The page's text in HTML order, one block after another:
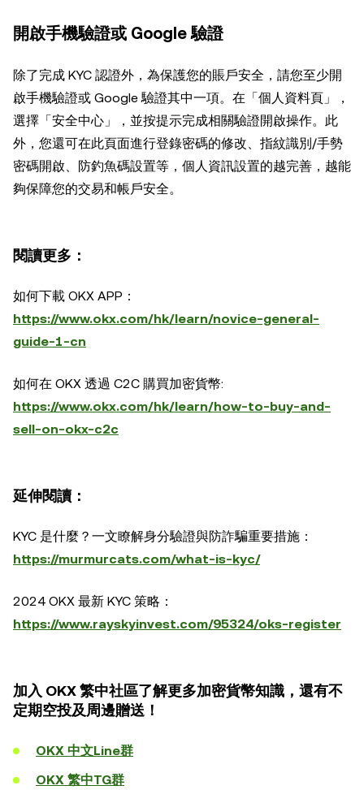
開啟手機驗證或 Google 驗證
除了完成 KYC 認證外，為保護您的賬戶安全，請您至少開
啟手機驗證或 Google 驗證其中一項。在「個人資料頁」，
選擇「安全中心」，並按提示完成相關驗證開啟操作。此
外，您還可在此頁面進行登錄密碼的修改、指紋識別/手勢
密碼開啟、防釣魚碼設置等，個人資訊設置的越完善，越能
夠保障您的交易和帳戶安全。
閱讀更多：
如何下載 OKX APP：
https://www.okx.com/hk/learn/novice-general-
guide-1-cn
如何在 OKX 透過 C2C 購買加密貨幣:
https://www.okx.com/hk/learn/how-to-buy-and-
sell-on-okx-c2c
延伸閱讀：
KYC 是什麼？一文瞭解身分驗證與防詐騙重要措施：
https://murmurcats.com/what-is-kyc/
2024 OKX 最新 KYC 策略：
https://www.rayskyinvest.com/95324/oks-register
加入 OKX 繁中社區了解更多加密貨幣知識，還有不
定期空投及周邊贈送！
OKX 中文Line群
OKX 繁中TG群